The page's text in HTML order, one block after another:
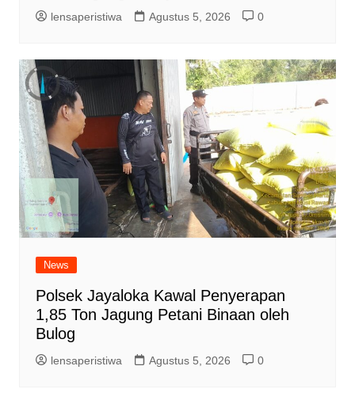
lensaperistiwa Agustus 5, 2026 0
News
Polsek Jayaloka Kawal Penyerapan
1,85 Ton Jagung Petani Binaan oleh
Bulog
lensaperistiwa Agustus 5, 2026 0